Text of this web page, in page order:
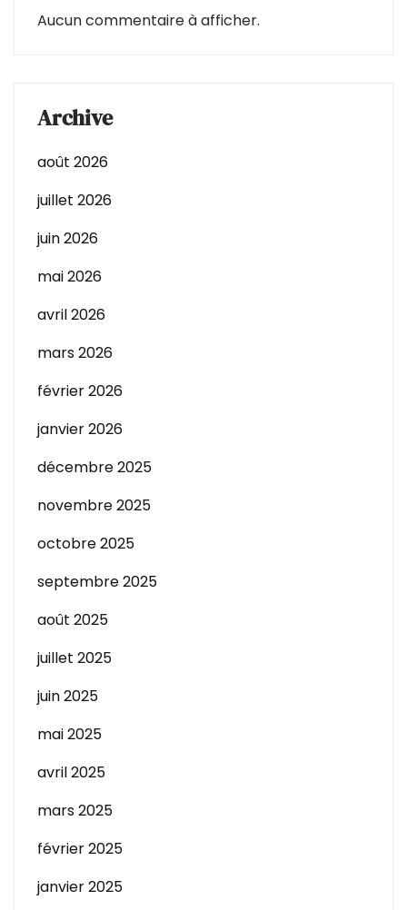
Aucun commentaire à afficher.
Archive
août 2026
juillet 2026
juin 2026
mai 2026
avril 2026
mars 2026
février 2026
janvier 2026
décembre 2025
novembre 2025
octobre 2025
septembre 2025
août 2025
juillet 2025
juin 2025
mai 2025
avril 2025
mars 2025
février 2025
janvier 2025